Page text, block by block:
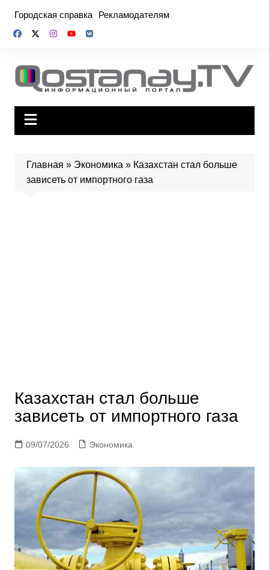
содержимому
Городская справка Рекламодателям
Главная » Экономика » Казахстан стал больше
зависеть от импортного газа
Казахстан стал больше
зависеть от импортного газа
09/07/2026 Экономика